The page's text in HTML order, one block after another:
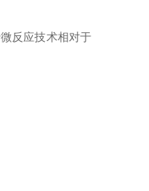
反应技术相对于